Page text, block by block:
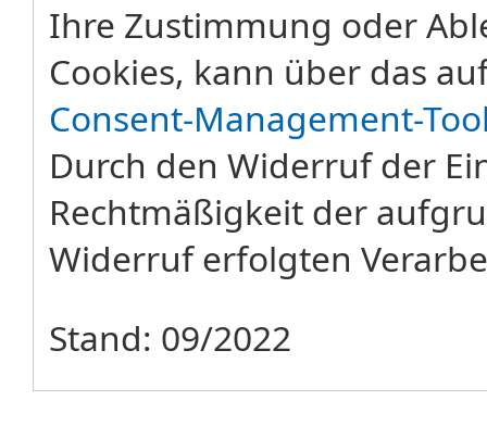
Ihre Zustimmung oder
Cookies, kann über das
Consent-Management-
Durch den Widerruf der
Rechtmäßigkeit der
Widerruf erfolgten
Stand: 09/2022